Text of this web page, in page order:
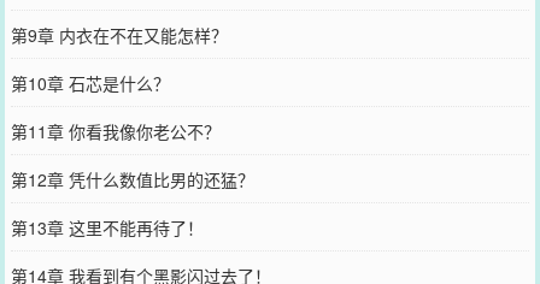
第9章 内衣在不在又能怎样？
第10章 石芯是什么？
第11章 你看我像你老公不？
第12章 凭什么数值比男的还猛？
第13章 这里不能再待了！
第14章 我看到有个黑影闪过去了！